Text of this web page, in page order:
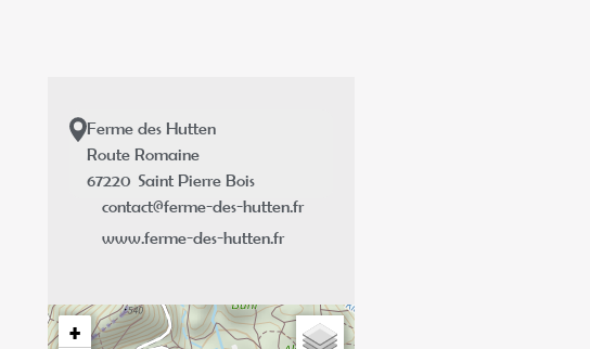
Ferme des Hutten
Route Romaine
67220 Saint Pierre Bois
contact@ferme-des-hutten.fr
www.ferme-des-hutten.fr
+